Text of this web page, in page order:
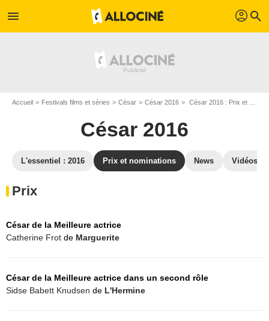
menu profil search
Accueil Festivals films et séries César César 2016 César 2016 : Prix et nominations
César 2016
L'essentiel : 2016 Prix et nominations News Vidéos
Prix
César de la Meilleure actrice
Catherine Frot de Marguerite
César de la Meilleure actrice dans un second rôle
Sidse Babett Knudsen de L'Hermine